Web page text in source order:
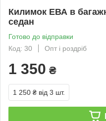
Килимок ЕВА в
седан
Готово до відправки
Код: 30
Опт і роздріб
1 350 ₴
1 250 ₴ від 3 шт.